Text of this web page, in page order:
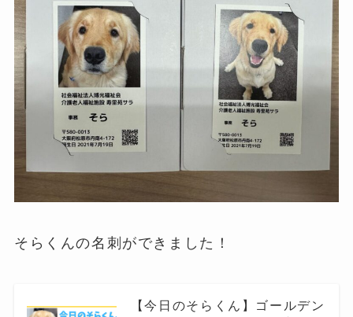
そらくんの名刺ができました！
【今日のそらくん】ゴールデン